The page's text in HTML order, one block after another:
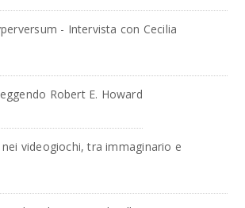
- Intervista con Cecilia
Robert E. Howard
videogiochi, tra immaginario e